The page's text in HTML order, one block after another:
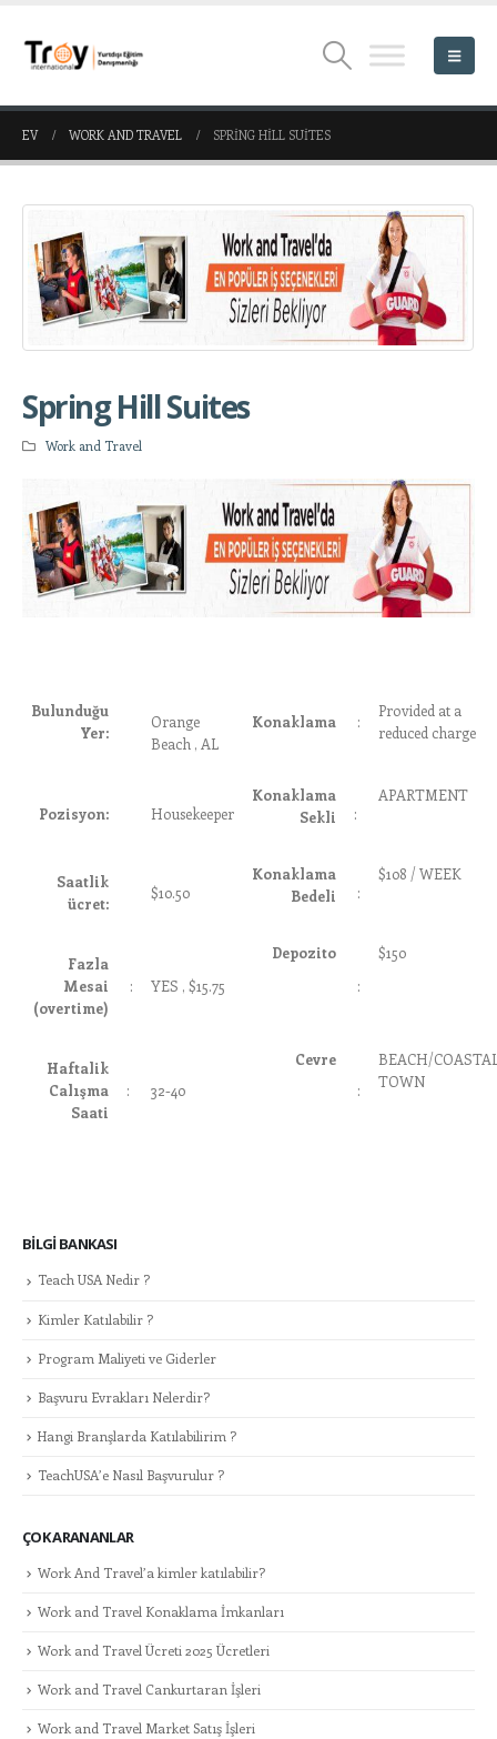
EV WORK AND TRAVEL SPRING HILL SUITES
Spring Hill Suites
Work and Travel
Bulunduğu
Yer:
Orange
Beach , AL
Konaklama :
Provided at a
reduced charge
Pozisyon: Housekeeper
Konaklama
Sekli
:
APARTMENT
Saatlik
ücret:
$10.50
Konaklama
Bedeli
:
$108 / WEEK
Fazla
Mesai
(overtime)
: YES , $15.75
Depozito
:
$150
Haftalik
Calışma
Saati
: 32-40
Cevre
:
BEACH/
TOWN
BILGI BANKASI
Teach USA Nedir ?
Kimler Katılabilir ?
Program Maliyeti ve Giderler
Başvuru Evrakları Nelerdir?
Hangi Branşlarda Katılabilirim ?
TeachUSA’e Nasıl Başvurulur ?
ÇOK ARANANLAR
Work And Travel’a kimler katılabilir?
Work and Travel Konaklama İmkanları
Work and Travel Ücreti 2025 Ücretleri
Work and Travel Cankurtaran İşleri
Work and Travel Market Satış İşleri